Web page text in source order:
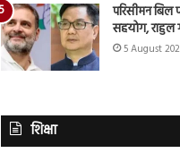
परिसीमन बिल
सहयोग, राहुल
5 August
शिक्षा